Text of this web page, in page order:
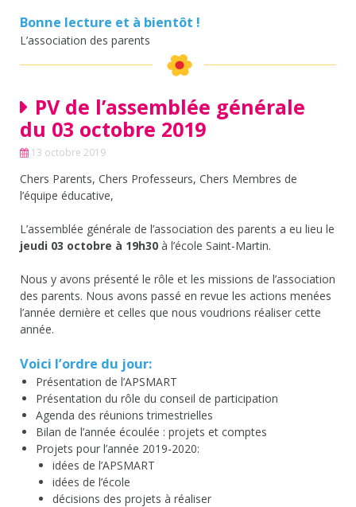
Bonne lecture et à bientôt !
L’association des parents
PV de l’assemblée générale
du 03 octobre 2019
13 octobre 2019
Chers Parents, Chers Professeurs, Chers Membres de
l’équipe éducative,
L’assemblée générale de l’association des parents a eu lieu le
jeudi 03 octobre à 19h30 à l’école Saint-Martin.
Nous y avons présenté le rôle et les missions de l’association
des parents. Nous avons passé en revue les actions menées
l’année dernière et celles que nous voudrions réaliser cette
année.
Voici l’ordre du jour:
Présentation de l’APSMART
Présentation du rôle du conseil de participation
Agenda des réunions trimestrielles
Bilan de l’année écoulée : projets et comptes
Projets pour l’année 2019-2020:
idées de l’APSMART
idées de l’école
décisions des projets à réaliser